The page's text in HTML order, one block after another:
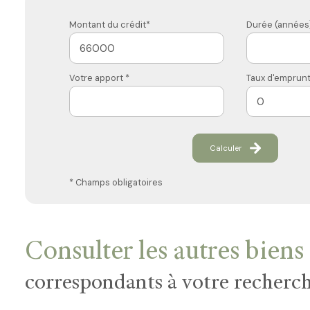
Montant du crédit* Durée
Votre apport * Taux
Calculer
* Champs obligatoires
Consulter les autres biens
correspondants à votre